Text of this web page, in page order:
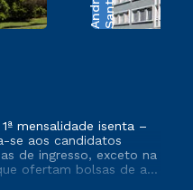
mensalidade isenta –
se aos candidatos
de ingresso, exceto na
ofertam bolsas de até